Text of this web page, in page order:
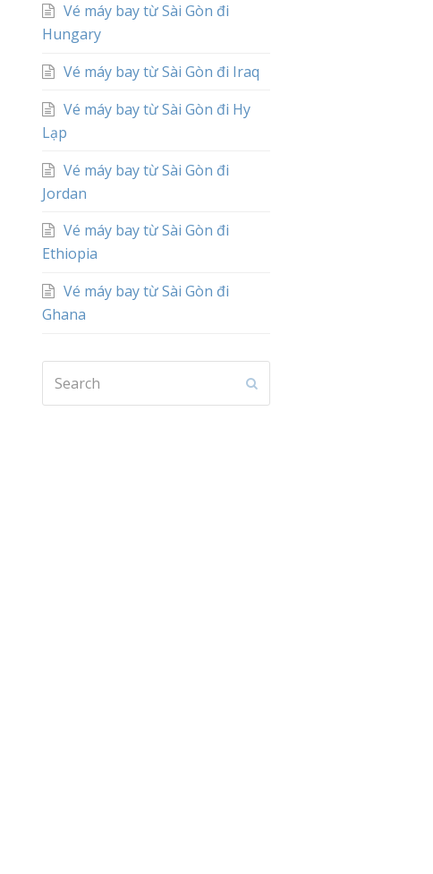
Vé máy bay từ Sài Gòn đi
Hungary
Vé máy bay từ Sài Gòn đi Iraq
Vé máy bay từ Sài Gòn đi Hy
Lạp
Vé máy bay từ Sài Gòn đi
Jordan
Vé máy bay từ Sài Gòn đi
Ethiopia
Vé máy bay từ Sài Gòn đi
Ghana